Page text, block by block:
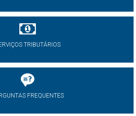
TRIBUTÁRIOS
FREQUENTES